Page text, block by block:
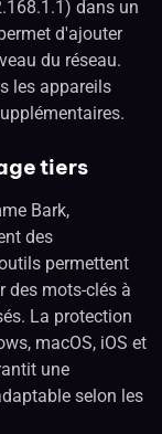
dans un
d'ajouter
du réseau.
les appareils
tiers
Bark,
des
permettent
des mots-clés à
La protection
macOS, iOS et
une
selon les